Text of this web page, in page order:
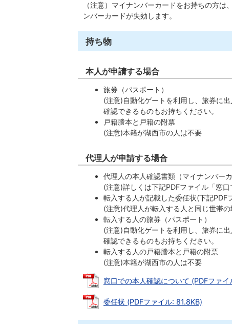
（注意）マイナンバーカードをお持ちの方
ンバーカードが失効します。
持ち物
本人が申請する場合
旅券（パスポート）
(注意)自動化ゲートを利用し、旅券に
確認できるものもお持ちください。
戸籍謄本と戸籍の附票
(注意)本籍が湖西市の人は不要
代理人が申請する場合
代理人の本人確認書類（マイナンバー
(注意)詳しくは下記PDFファイル「窓
転入する人が記載した委任状(下記PDF
(注意)代理人が転入する人と同じ世帯
転入する人の旅券（パスポート）
(注意)自動化ゲートを利用し、旅券に
確認できるものもお持ちください。
転入する人の戸籍謄本と戸籍の附票
(注意)本籍が湖西市の人は不要
窓口での本人確認について (PDFファ
委任状 (PDFファイル: 81.8KB)